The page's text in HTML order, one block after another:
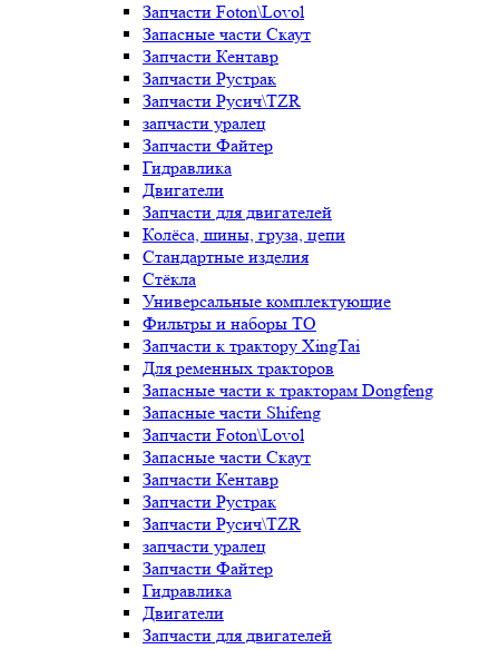
Запчасти Foton\Lovol
Запасные части Скаут
Запчасти Кентавр
Запчасти Рустрак
Запчасти Русич\TZR
запчасти уралец
Запчасти Файтер
Гидравлика
Двигатели
Запчасти для двигателей
Колёса, шины, груза, цепи
Стандартные изделия
Стёкла
Универсальные комплектующие
Фильтры и наборы ТО
Запчасти к трактору XingTai
Для ременных тракторов
Запасные части к тракторам Dongfeng
Запасные части Shifeng
Запчасти Foton\Lovol
Запасные части Скаут
Запчасти Кентавр
Запчасти Рустрак
Запчасти Русич\TZR
запчасти уралец
Запчасти Файтер
Гидравлика
Двигатели
Запчасти для двигателей